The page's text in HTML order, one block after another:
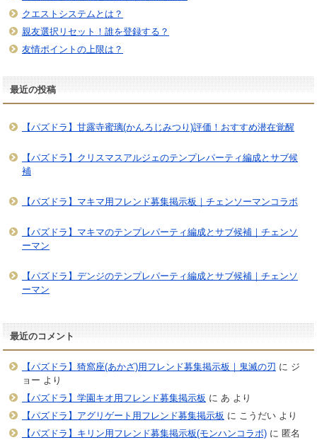
クエストシステムとは？
親友選択リセット！誰を登録する？
友情ポイントの上限は？
最近の投稿
【パズドラ】甘露寺蜜璃(かんろじみつり)評価！おすすめ潜在覚醒
【パズドラ】クリスマスアルジェのテンプレパーティ編成とサブ候
補
【パズドラ】マキマ用フレンド募集掲示板｜チェンソーマンコラボ
【パズドラ】マキマのテンプレパーティ編成とサブ候補｜チェンソ
ーマン
【パズドラ】デンジのテンプレパーティ編成とサブ候補｜チェンソ
ーマン
最近のコメント
【パズドラ】猗窩座(あかざ)用フレンド募集掲示板｜鬼滅の刃 に ジ
ョー より
【パズドラ】学園キオ用フレンド募集掲示板 に あ より
【パズドラ】アグリゲート用フレンド募集掲示板 に こうだいより
【パズドラ】キリン用フレンド募集掲示板(モンハンコラボ)に 匿名